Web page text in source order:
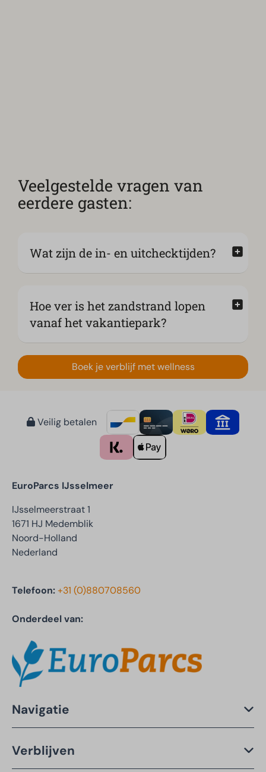
Veelgestelde vragen van
eerdere gasten:
Wat zijn de in- en uitchecktijden?
Hoe ver is het zandstrand lopen
vanaf het vakantiepark?
Boek je verblijf met wellness
Veilig betalen
EuroParcs IJsselmeer
IJsselmeerstraat 1
1671 HJ Medemblik
Noord-Holland
Nederland
Telefoon:+31 (0)880708560
Onderdeel van:
Navigatie
Verblijven